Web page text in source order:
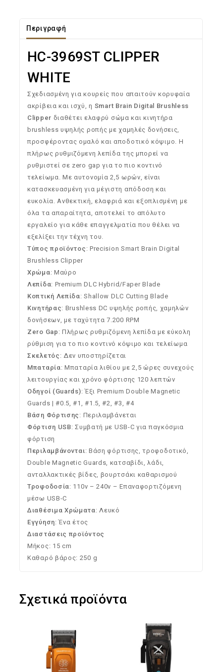
Περιγραφή
HC-3969ST CLIPPER
WHITE
Σχεδιασμένη για κουρείς που απαιτούν κορυφαία
ακρίβεια και ισχύ, η Smart Brain Digital Brushless
Clipper διαθέτει ελαφρύ σώμα και κινητήρα
brushless υψηλής ροπής με χαμηλές δονήσεις,
προσφέροντας ομαλό και αποδοτικό κόψιμο. Η
πλήρως ρυθμιζόμενη λεπίδα της μπορεί να
ρυθμιστεί σε zero gap για το πιο κοντινό
τελείωμα. Με αυτονομία 2,5 ωρών, είναι
κατασκευασμένη για μέγιστη απόδοση και
ευκολία. Ανθεκτική, ελαφριά και εξοπλισμένη με
όλα τα απαραίτητα, αποτελεί το απόλυτο
εργαλείο για κάθε επαγγελματία που θέλει να
εξελίξει την τέχνη του.
Τύπος προϊόντος : Precision Smart Brain Digital
Brushless Clipper
Χρώμα: Μαύρο
Λεπίδα: Premium DLC Hybrid/Faper Blade
Κοπτική Λεπίδα: Shallow DLC Cutting Blade
Κινητήρας: Brushless DC υψηλής ροπής, χαμηλών
δονήσεων, με ταχύτητα 7.200 RPM
Zero Gap : Πλήρως ρυθμιζόμενη λεπίδα με εύκολη
ρύθμιση για το πιο κοντινό κόψιμο και τελείωμα
Σκελετός : Δεν υποστηρίζεται
Μπαταρία: Μπαταρία λιθίου με 2,5 ώρες συνεχούς
λειτουργίας και χρόνο φόρτισης 120 λεπτών
Οδηγοί (Guards): Έξι Premium Double Magnetic
Guards | #0.5, #1, #1.5, #2, #3, #4
Βάση Φόρτισης : Περιλαμβάνεται
Φόρτιση USB: Συμβατή με USB-C για παγκόσμια
φόρτιση
Περιλαμβάνονται: Βάση φόρτισης, τροφοδοτικό,
Double Magnetic Guards, κατσαβίδι, λάδι,
ανταλλακτικές βίδες, βουρτσάκι καθαρισμού
Τροφοδοσία: 110v – 240v – Επαναφορτιζόμενη
μέσω USB-C
Διαθέσιμα Χρώματα: Λευκό
Εγγύηση: Ένα έτος
Διαστάσεις προϊόντος
Μήκος: 15 cm
Καθαρό βάρος: 250 g
Σχετικά προϊόντα